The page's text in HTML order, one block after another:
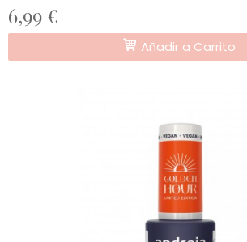
6,99 €
Añadir a Carrito